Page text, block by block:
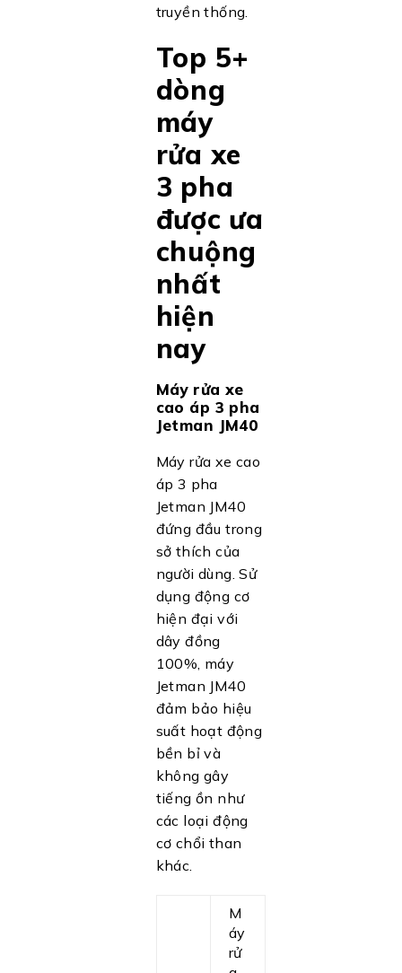
truyền thống.
Top 5+
dòng
máy
rửa xe
3 pha
được ưa
chuộng
nhất
hiện
nay
Máy rửa xe
cao áp 3 pha
Jetman JM40
Máy rửa xe cao
áp 3 pha
Jetman JM40
đứng đầu trong
sở thích của
người dùng. Sử
dụng động cơ
hiện đại với
dây đồng
100%, máy
Jetman JM40
đảm bảo hiệu
suất hoạt động
bền bỉ và
không gây
tiếng ồn như
các loại động
cơ chổi than
khác.
M
áy
rử